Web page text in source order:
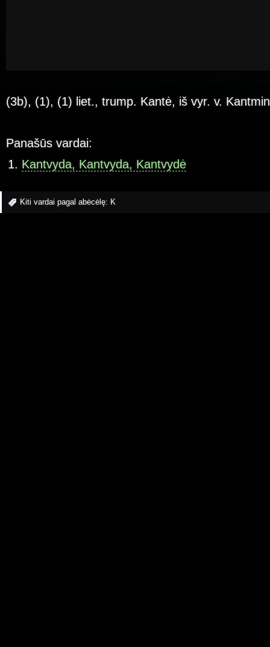
(3b), (1), (1) liet., trump. Kantė, iš vyr. v.
Panašūs vardai:
Kantvyda, Kantvyda, Kantvydė
Kiti vardai pagal abėcėlę: K